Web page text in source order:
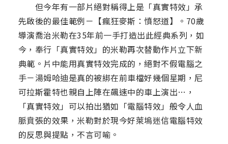
但今年有一部片絕對稱得上是「真實特效」承
先啟後的最佳範例－【瘋狂麥斯：憤怒道】。70歲
導演喬治米勒在35年前一手打造出此經典系列，如
今，奉行「真實特效」的米勒再次替動作片立下新
典範。片中能用真實特效完成的，絕對不假電腦之
手－湯姆哈迪是真的被綁在前車檔好幾個星期，尼
可拉斯霍特也親自上陣在飆速中的車上演出…，
「真實特效」可以拍出猶如「電腦特效」般令人血
脈賁張的效果，米勒對於現今好萊塢迷信電腦特效
的反思與提點，不言可喻。